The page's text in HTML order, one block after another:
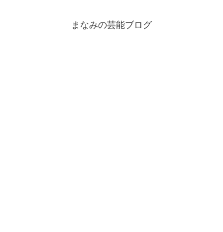
まなみの芸能ブログ